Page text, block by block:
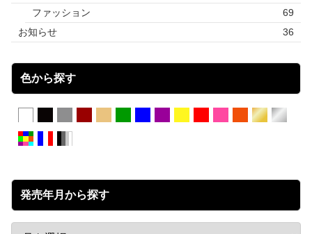
ファッション
69
お知らせ
36
色から探す
発売年月から探す